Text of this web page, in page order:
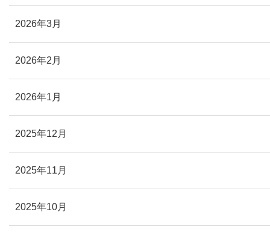
2026年3月
2026年2月
2026年1月
2025年12月
2025年11月
2025年10月